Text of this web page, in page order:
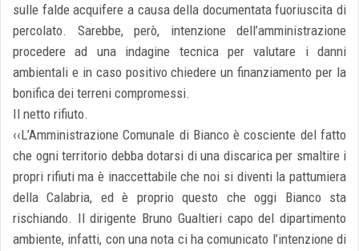
sulle falde acquifere a causa della documentata fuoriuscita di
percolato. Sarebbe, però, intenzione dell’amministrazione
procedere ad una indagine tecnica per valutare i danni
ambientali e in caso positivo chiedere un finanziamento per la
bonifica dei terreni compromessi.
Il netto rifiuto.
‹‹L’Amministrazione Comunale di Bianco è cosciente del fatto
che ogni territorio debba dotarsi di una discarica per smaltire i
propri rifiuti ma è inaccettabile che noi si diventi la pattumiera
della Calabria, ed è proprio questo che oggi Bianco sta
rischiando. Il dirigente Bruno Gualtieri capo del dipartimento
ambiente, infatti, con una nota ci ha comunicato l’intenzione di